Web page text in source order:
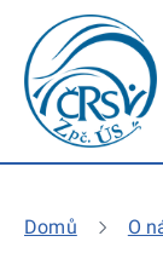
Domů O